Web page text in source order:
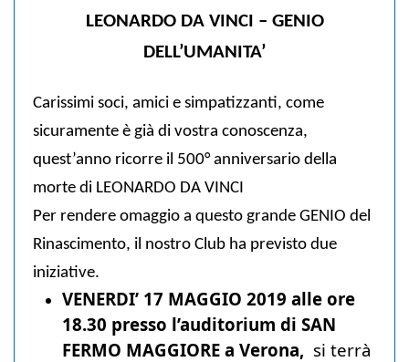
LEONARDO DA VINCI – GENIO
DELL’UMANITA’
Carissimi soci, amici e simpatizzanti, come
sicuramente è già di vostra conoscenza,
quest’anno ricorre il 500° anniversario della
morte di LEONARDO DA VINCI
Per rendere omaggio a questo grande GENIO del
Rinascimento, il nostro Club ha previsto due
iniziative.
VENERDI’ 17 MAGGIO 2019 alle ore
18.30 presso l’auditorium di SAN
FERMO MAGGIORE a Verona, si terrà